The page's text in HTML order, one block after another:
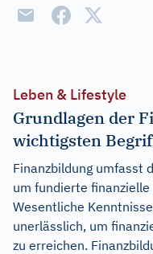
Leben & Lifestyle
Grundlagen der
wichtigsten
Finanzbildung umfasst
um fundierte
Wesentliche
unerlässlich, um
zu erreichen.